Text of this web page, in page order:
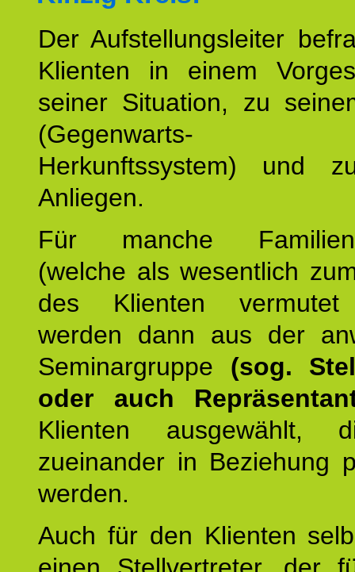
Der Aufstellungsleiter
Klienten in einem
seiner Situation, zu
(Gegenwarts-
Herkunftssystem) und
Anliegen.
Für manche
(welche als wesentlich
des Klienten vermutet
werden dann aus der
Seminargruppe (sog.
oder auch
Klienten ausgewählt,
zueinander in Beziehung
werden.
Auch für den Klienten